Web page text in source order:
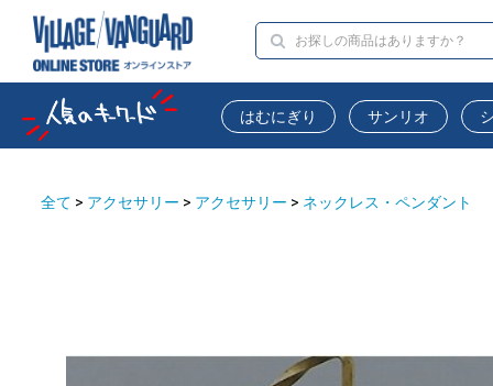
はむにぎり サンリオ
全て > アクセサリー > アクセサリー > ネックレス・ペンダント